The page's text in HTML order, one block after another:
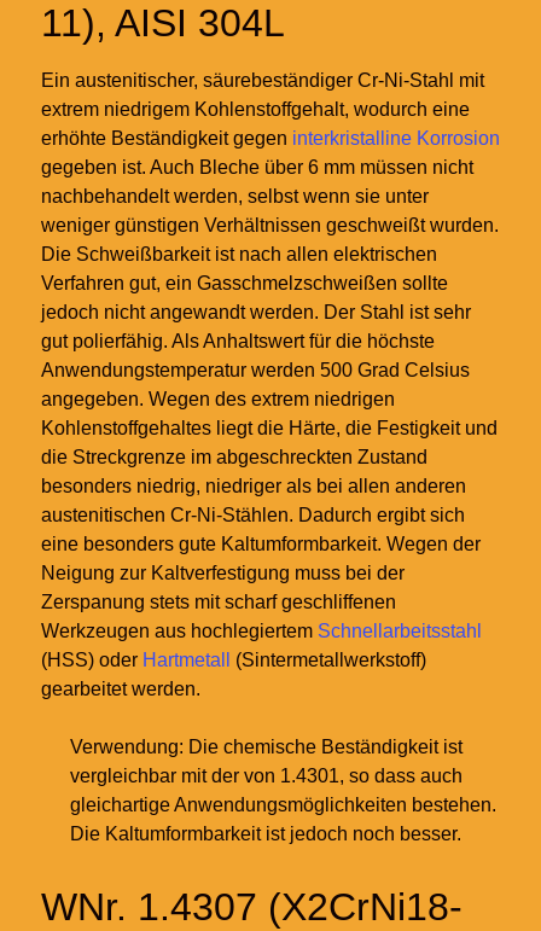
11), AISI 304L
Ein austenitischer, säurebeständiger Cr-Ni-Stahl mit
extrem niedrigem Kohlenstoffgehalt, wodurch eine
erhöhte Beständigkeit gegen interkristalline Korrosion
gegeben ist. Auch Bleche über 6 mm müssen nicht
nachbehandelt werden, selbst wenn sie unter
weniger günstigen Verhältnissen geschweißt wurden.
Die Schweißbarkeit ist nach allen elektrischen
Verfahren gut, ein Gasschmelzschweißen sollte
jedoch nicht angewandt werden. Der Stahl ist sehr
gut polierfähig. Als Anhaltswert für die höchste
Anwendungstemperatur werden 500 Grad Celsius
angegeben. Wegen des extrem niedrigen
Kohlenstoffgehaltes liegt die Härte, die Festigkeit und
die Streckgrenze im abgeschreckten Zustand
besonders niedrig, niedriger als bei allen anderen
austenitischen Cr-Ni-Stählen. Dadurch ergibt sich
eine besonders gute Kaltumformbarkeit. Wegen der
Neigung zur Kaltverfestigung muss bei der
Zerspanung stets mit scharf geschliffenen
Werkzeugen aus hochlegiertem Schnellarbeitsstahl
(HSS) oder Hartmetall
(Sintermetallwerkstoff)
gearbeitet werden.
Verwendung: Die chemische Beständigkeit ist
vergleichbar mit der von 1.4301, so dass auch
gleichartige Anwendungsmöglichkeiten bestehen.
Die Kaltumformbarkeit ist jedoch noch besser.
WNr. 1.4307 (X2CrNi18-